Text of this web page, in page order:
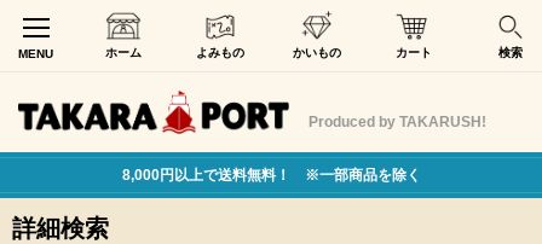
MENU ホーム よみもの かいもの カート 検索
Produced by TAKARUSH!
8,000円以上で送料無料！ ※一部商品を除く
詳細検索